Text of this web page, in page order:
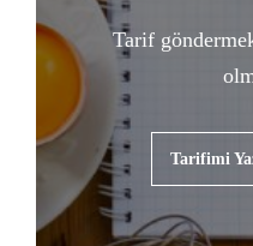
Tarif
Tarifimi